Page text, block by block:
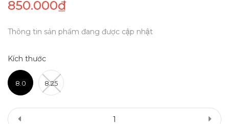
850.000₫
Thông tin sản phẩm đang được cập nhật
Kích thước
8.0 8.25